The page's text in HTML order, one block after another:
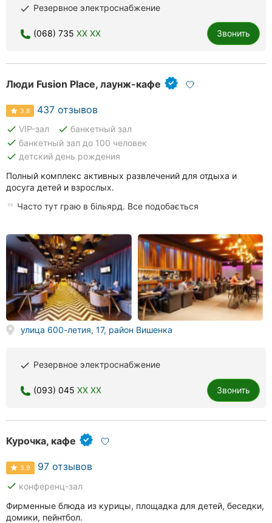
Ровно
Одесса
Киев
Харьков
Запорожье
Днепр
Львов
Николаев
Херсон
Полтава
Чернигов
Черновцы
Ивано-
Франковск
Луцк
done Резервное электроснабжение
(068) 735 XX XX Звонить
Люди Fusion Place, лаунж-кафе
3.8 437 отзывов
done VIP-зал done банкетный зал
done банкетный зал до 100 человек
done детский день рождения
Полный комплекс активных развлечений для отдыха и
досуга детей и взрослых.
Часто тут граю в більярд. Все подобається
улица 600-летия, 17, район Вишенка
done Резервное электроснабжение
(093) 045 XX XX Звонить
Курочка, кафе
3.9 97 отзывов
done конференц-зал
Фирменные блюда из курицы, площадка для детей, беседки,
домики, пейнтбол.